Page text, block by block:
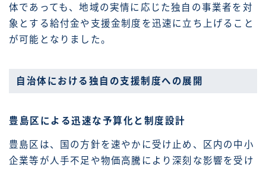
体であっても、地域の実情に応じた独自の事業者を対
象とする給付金や支援金制度を迅速に立ち上げること
が可能となりました。
自治体における独自の支援制度への展開
豊島区による迅速な予算化と制度設計
豊島区は、国の方針を速やかに受け止め、区内の中小
企業等が人手不足や物価高騰により深刻な影響を受け